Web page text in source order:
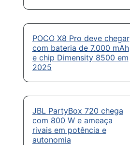
POCO X8 Pro deve chegar
com bateria de 7.000 mAh
e chip Dimensity 8500 em
2025
JBL PartyBox 720 chega
com 800 W e ameaça
rivais em potência e
autonomia